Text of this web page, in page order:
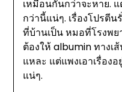
เหมือนกันกว่าจะหาย.
กว่านี้แน่ๆ. เรื่องโปรตี
ที่บ้านเป็น หมอที่โรงพ
ต้องให้ albumin ทางเ
แหละ แต่แพงเอาเรื่อง
แน่ๆ.